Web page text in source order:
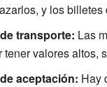
y los
transporte: Las
tener valores altos,
aceptación: Hay